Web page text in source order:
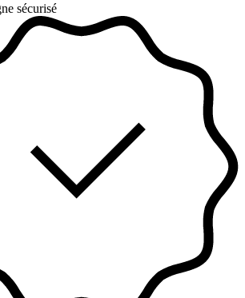
sécurisé